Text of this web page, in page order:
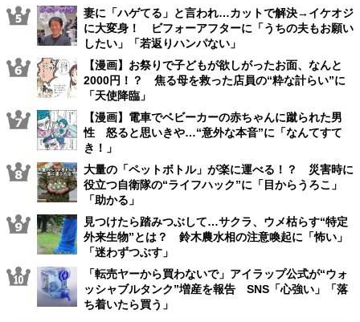
妻に「ハゲてる」と言われ…カットで解決→イケオジ
に大変身！ ビフォーアフターに「うちの夫もお願い
したい」「若返りハンパない」
【漫画】お祭りで子どもが欲しがったお面、なんと
2000円！？ 焦る母を救った店員の“粋な計らい”に
「天使降臨」
【漫画】電車でベビーカーの赤ちゃんに蹴られた男
性 怒ると思いきや…“意外な本音”に「なんてすて
き！」
大量の「ペットボトル」が楽に運べる！？ 災害時に
役立つ自衛隊の“ライフハック”に「目からうろこ」
「助かる」
見つけたら踏みつぶして…サクラ、ウメ枯らす“特定
外来生物”とは？ 鈴木農水相の注意喚起に「怖い」
「迷わずつぶす」
「転売ヤーから買わないで」アイラップ公式が“ウォ
ッシャブルタンク”増産を報告 SNS「心強い」「落
ち着いたら買う」